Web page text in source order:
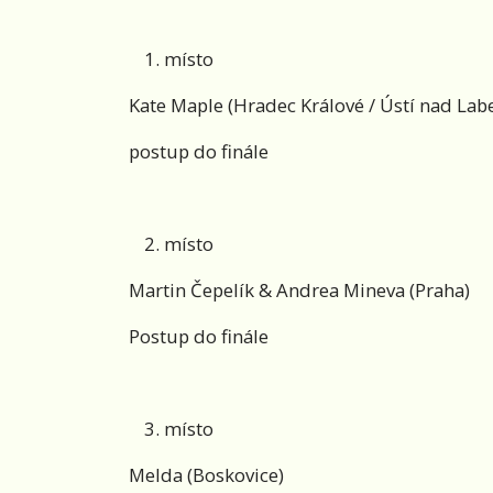
místo
Kate Maple (Hradec Králové / Ústí nad
postup do finále
místo
Martin Čepelík & Andrea Mineva (Praha)
Postup do finále
místo
Melda (Boskovice)